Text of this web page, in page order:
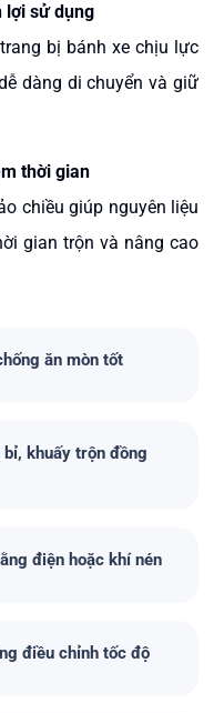
lợi sử dụng
bị bánh xe chịu lực
dàng di chuyển và giữ
thời gian
chiều giúp nguyên liệu
gian trộn và nâng cao
ăn mòn tốt
khuấy trộn đồng
điện hoặc khí nén
điều chỉnh tốc độ